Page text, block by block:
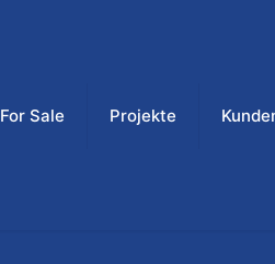
For Sale Projekte